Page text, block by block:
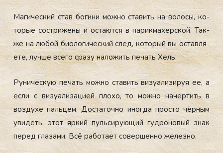
Ма­гичес­кий став бо­гини мож­но ста­вить на во­лосы, ко­
торые сос­три­жены и ос­та­ют­ся в па­рик­ма­хер­ской. Так­
же на лю­бой би­оло­гичес­кий след, ко­торый вы ос­тавля­
ете, луч­ше все­го сра­зу на­ложить пе­чать Хель.
Ру­ничес­кую пе­чать мож­но ста­вить ви­зу­али­зируя ее, а
ес­ли с ви­зу­али­заци­ей пло­хо, то мож­но на­чер­тить в
воз­ду­хе паль­цем. Дос­та­точ­но иног­да прос­то чёр­ным
уви­деть, этот яр­кий пуль­си­ру­ющий гуд­ро­новый знак
пе­ред гла­зами. Всё ра­бота­ет со­вер­шенно же­лез­но.